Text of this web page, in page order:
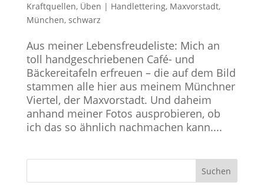
Kraftquellen, Üben | Handlettering, Maxvorstadt,
München, schwarz
Aus meiner Lebensfreudeliste: Mich an
toll handgeschriebenen Café- und
Bäckereitafeln erfreuen – die auf dem Bild
stammen alle hier aus meinem Münchner
Viertel, der Maxvorstadt. Und daheim
anhand meiner Fotos ausprobieren, ob
ich das so ähnlich nachmachen kann....